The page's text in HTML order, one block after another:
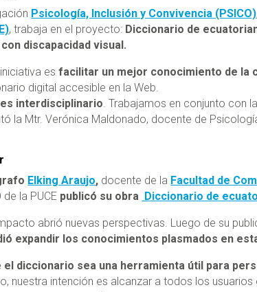
Psicología, Inclusión y Convivencia (PSICO)
, trabaja en el proyecto: Diccionario de
discapacidad visual.
esfacilitar un mejor conocimiento de la
digital accesible en la Web.
interdisciplinario. Trabajamos en conjunto con
la Mtr. Verónica Maldonado, docente de
Elking Araujo, docente de la Facultad de
de la PUCE publicó su obra Diccionario de
abrió nuevas perspectivas. Luego de su
expandir los conocimientos plasmados en
el diccionario sea una herramienta útil para
nuestra intención es alcanzar a todos los